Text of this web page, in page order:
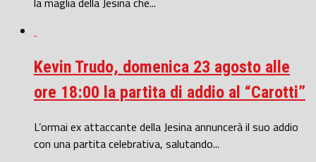
Kevin Trudo, domenica 23 agosto alle
ore 18:00 la partita di addio al “Carotti”
L’ormai ex attaccante della Jesina annuncerà il suo addio
con una partita celebrativa, salutando...